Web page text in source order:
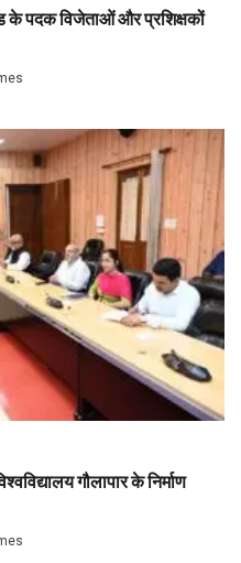
पदक विजेताओं और प्रशिक्षकों
गौलापार के निर्माण